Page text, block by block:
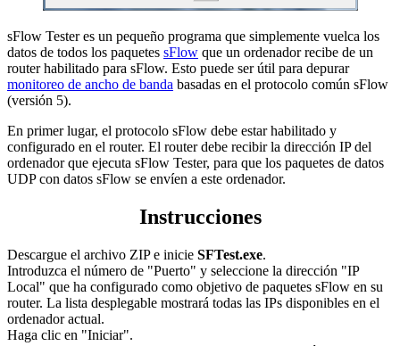
sFlow Tester es un pequeño programa que simplemente vuelca los
datos de todos los paquetes sFlow que un ordenador recibe de un
router habilitado para sFlow. Esto puede ser útil para depurar
monitoreo de ancho de banda basadas en el protocolo común sFlow
(versión 5).
En primer lugar, el protocolo sFlow debe estar habilitado y
configurado en el router. El router debe recibir la dirección IP del
ordenador que ejecuta sFlow Tester, para que los paquetes de datos
UDP con datos sFlow se envíen a este ordenador.
Instrucciones
Descargue el archivo ZIP e inicie SFTest.exe.
Introduzca el número de "Puerto" y seleccione la dirección "IP
Local" que ha configurado como objetivo de paquetes sFlow en su
router. La lista desplegable mostrará todas las IPs disponibles en el
ordenador actual.
Haga clic en "Iniciar".